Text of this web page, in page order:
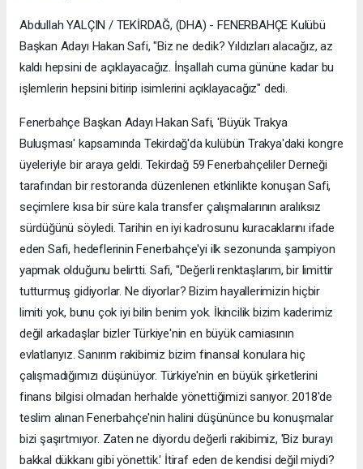
Abdullah YALÇIN / TEKİRDAĞ, (DHA) - FENERBAHÇE Kulübü
Başkan Adayı Hakan Safi, "Biz ne dedik? Yıldızları alacağız, az
kaldı hepsini de açıklayacağız. İnşallah cuma gününe kadar bu
işlemlerin hepsini bitirip isimlerini açıklayacağız" dedi.
Fenerbahçe Başkan Adayı Hakan Safi, 'Büyük Trakya
Buluşması' kapsamında Tekirdağ'da kulübün Trakya'daki kongre
üyeleriyle bir araya geldi. Tekirdağ 59 Fenerbahçeliler Derneği
tarafından bir restoranda düzenlenen etkinlikte konuşan Safi,
seçimlere kısa bir süre kala transfer çalışmalarının aralıksız
sürdüğünü söyledi. Tarihin en iyi kadrosunu kuracaklarını ifade
eden Safi, hedeflerinin Fenerbahçe'yi ilk sezonunda şampiyon
yapmak olduğunu belirtti. Safi, "Değerli renktaşlarım, bir limittir
tutturmuş gidiyorlar. Ne diyorlar? Bizim hayallerimizin hiçbir
limiti yok, bunu çok iyi bilin benim yok. İkincilik bizim kaderimiz
değil arkadaşlar bizler Türkiye'nin en büyük camiasının
evlatlarıyız. Sanırım rakibimiz bizim finansal konulara hiç
çalışmadığımızı düşünüyor. Türkiye'nin en büyük şirketlerini
finans bilgisi olmadan herhalde yönettiğimizi sanıyor. 2018'de
teslim alınan Fenerbahçe'nin halini düşününce bu konuşmalar
bizi şaşırtmıyor. Zaten ne diyordu değerli rakibimiz, 'Biz burayı
bakkal dükkanı gibi yönettik.' İtiraf eden de kendisi değil miydi?